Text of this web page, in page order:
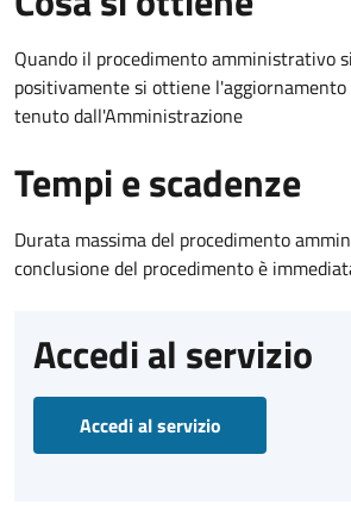
Quando il procedimento amministrativo
positivamente si ottiene
tenuto dall'Amministrazione
Tempi e scadenze
Durata massima del procedimento
conclusione del procedimento è
Accedi al servizio
Accedi al servizio